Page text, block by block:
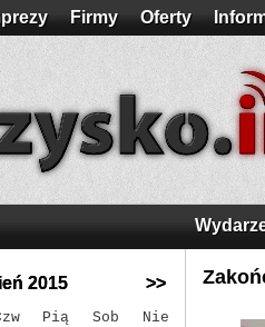
Firmy Oferty
2015 >>
Pią Sob Nie